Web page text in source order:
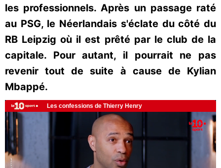
les professionnels. Après un passage raté
au PSG, le Néerlandais s'éclate du côté du
RB Leipzig où il est prêté par le club de la
capitale. Pour autant, il pourrait ne pas
revenir tout de suite à cause de Kylian
Mbappé.